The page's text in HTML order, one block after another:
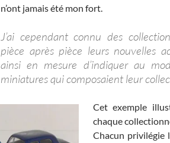
n’ont jamais été mon fort.
J’ai cependant connu des
pièce après pièce leurs nouvelles
ainsi en mesure d’indiquer au
miniatures qui composaient leur
Cet exemple
chaque
Chacun privilégie